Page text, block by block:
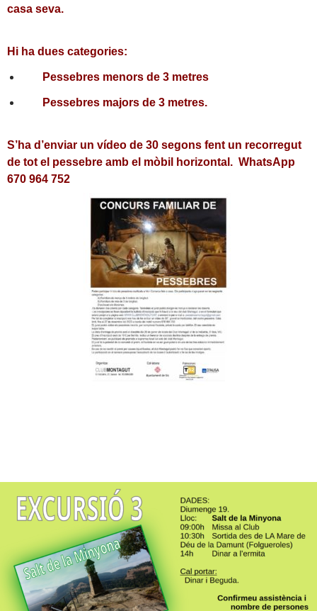
casa seva.
Hi ha dues categories:
Pessebres menors de 3 metres
Pessebres majors de 3 metres.
S’ha d’enviar un vídeo de 30 segons fent un recorregut
de tot el pessebre amb el mòbil horizontal. WhatsApp
670 964 752